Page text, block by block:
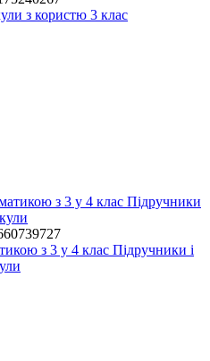
з користю 3 клас
з 3 у 4 клас Пiдручники i